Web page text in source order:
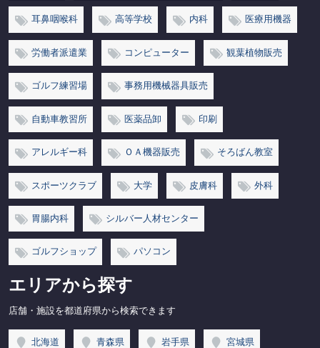
耳鼻咽喉科 高等学校 内科 医療用機器
労働者派遣業 コンピューター 観葉植物販売
ゴルフ練習場 事務用機械器具販売
自動車教習所 医薬品卸 印刷
アレルギー科 ＯＡ機器販売 そろばん教室
スポーツクラブ 大学 皮膚科 外科
胃腸内科 シルバー人材センター
ゴルフショップ パソコン
エリアから探す
店舗・施設を都道府県から検索できます
北海道 青森県 岩手県 宮城県